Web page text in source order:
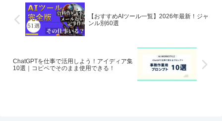
【おすすめAIツール一覧】2026年最新！ジャ
ンル別60選
ChatGPTを仕事で活用しよう！アイディア集
10選｜コピペでそのまま使用できる！